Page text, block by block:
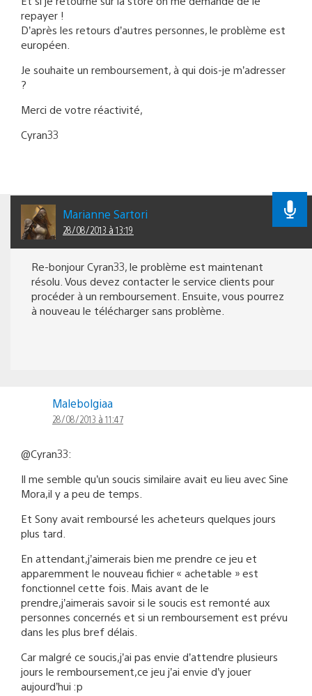
repayer !
D’après les retours d’autres personnes, le problème est
européen.
Je souhaite un remboursement, à qui dois-je m’adresser
?
Merci de votre réactivité,
Cyran33
Marianne Sartori
28/08/2013 à 13:19
Re-bonjour Cyran33, le problème est maintenant
résolu. Vous devez contacter le service clients pour
procéder à un remboursement. Ensuite, vous pourrez
à nouveau le télécharger sans problème.
Malebolgiaa
28/08/2013 à 11:47
@Cyran33:
Il me semble qu’un soucis similaire avait eu lieu avec Sine
Mora,il y a peu de temps.
Et Sony avait remboursé les acheteurs quelques jours
plus tard.
En attendant,j’aimerais bien me prendre ce jeu et
apparemment le nouveau fichier « achetable » est
fonctionnel cette fois. Mais avant de le
prendre,j’aimerais savoir si le soucis est remonté aux
personnes concernés et si un remboursement est prévu
dans les plus bref délais.
Car malgré ce soucis,j’ai pas envie d’attendre plusieurs
jours le remboursement,ce jeu j’ai envie d’y jouer
aujourd’hui :p